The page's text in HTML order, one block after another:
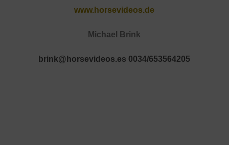
www.horsevideos.de
Michael Brink
brink@horsevideos.es 0034/653564205